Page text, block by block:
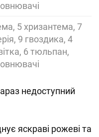
5 хризантема, 7
9 гвоздика, 4
6 тюльпан,
недоступний
яскраві рожеві та